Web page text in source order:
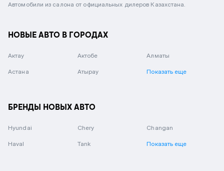
Автомобили из салона от официальных дилеров Казахстана.
НОВЫЕ АВТО В ГОРОДАХ
Актау Актобе Алматы
Астана Атырау Показать еще
БРЕНДЫ НОВЫХ АВТО
Hyundai Chery Changan
Haval Tank Показать еще